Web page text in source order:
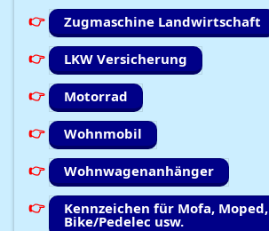
Zugmaschine Landwirtschaft
LKW Versicherung
Motorrad
Wohnmobil
Wohnwagenanhänger
Kennzeichen für Mofa, Moped,
Bike/Pedelec usw.